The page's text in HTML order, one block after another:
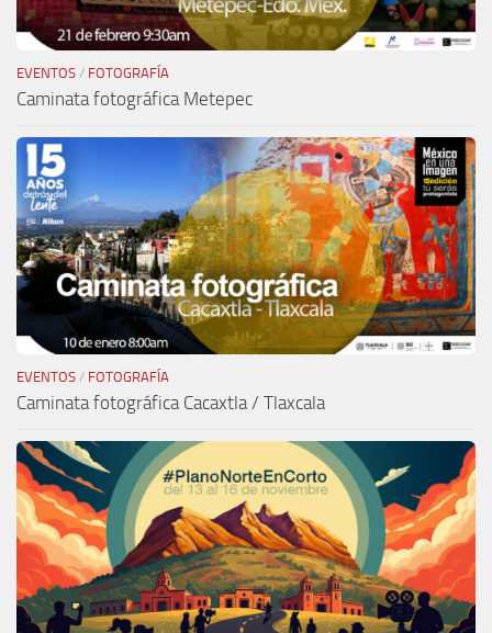
EVENTOS / FOTOGRAFÍA
Caminata fotográfica Metepec
EVENTOS / FOTOGRAFÍA
Caminata fotográfica Cacaxtla / Tlaxcala